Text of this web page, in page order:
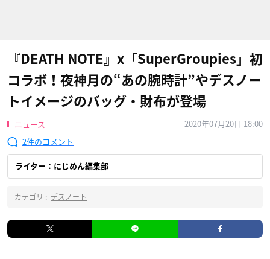
『DEATH NOTE』x「SuperGroupies」初
コラボ！夜神月の“あの腕時計”やデスノー
トイメージのバッグ・財布が登場
ニュース
2020年07月20日 18:00
2
ライター：にじめん編集部
カテゴリ : デスノート